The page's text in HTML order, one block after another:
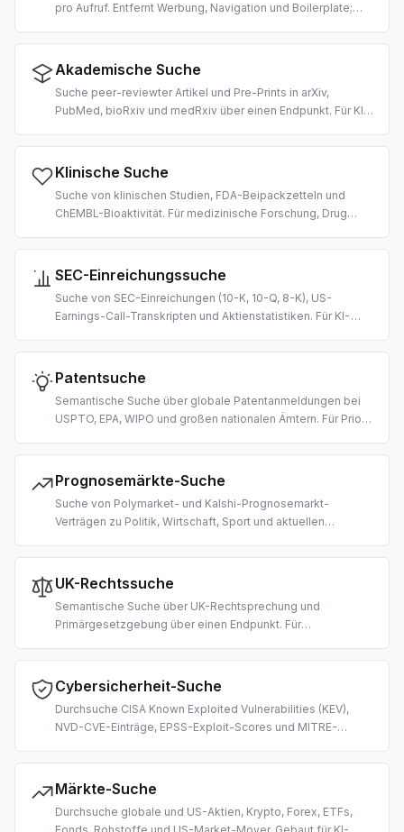
pro Aufruf. Entfernt Werbung, Navigation und Boilerplate;
2 Credits pro URL.
Akademische Suche
Suche peer-reviewter Artikel und Pre-Prints in arXiv,
PubMed, bioRxiv und medRxiv über einen Endpunkt. Für KI-
Korpora und Zitatextraktion.
Klinische Suche
Suche von klinischen Studien, FDA-Beipackzetteln und
ChEMBL-Bioaktivität. Für medizinische Forschung, Drug
Entscheidungsunterstützung.
SEC-Einreichungssuche
Suche von SEC-Einreichungen (10-K, 10-Q, 8-K), US-
Earnings-Call-Transkripten und Aktienstatistiken. Für KI-
finanzielle RAG-Pipelines.
Patentsuche
Semantische Suche über globale Patentanmeldungen bei
USPTO, EPA, WIPO und großen nationalen Ämtern. Für Prior-
Wettbewerbsanalyse.
Prognosemärkte-Suche
Suche von Polymarket- und Kalshi-Prognosemarkt-
Verträgen zu Politik, Wirtschaft, Sport und aktuellen
Wahrscheinlichkeitsverankerung in LLM-Antworten.
UK-Rechtssuche
Semantische Suche über UK-Rechtsprechung und
Primärgesetzgebung über einen Endpunkt. Für
Gesetzesauslegung und KI-gesteuerte Legal-Tech-
Workflows.
Cybersicherheit-Suche
Durchsuche CISA Known Exploited Vulnerabilities (KEV),
NVD-CVE-Einträge, EPSS-Exploit-Scores und MITRE-
Schwachstellen-Triage, Threat Intelligence und Security
Operations.
Märkte-Suche
Durchsuche globale und US-Aktien, Krypto, Forex, ETFs,